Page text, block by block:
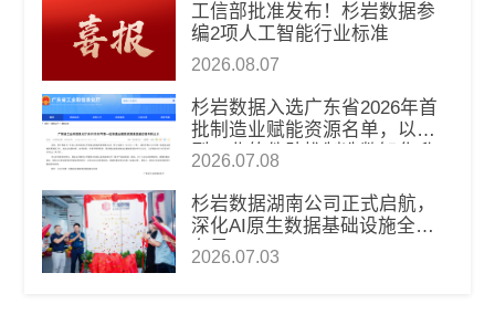
工信部批准发布！杉岩数据参
编2项人工智能行业标准
2026.08.07
杉岩数据入选广东省2026年首
批制造业赋能资源名单，以新
型工业软件助推制造数智化升
2026.07.08
杉岩数据湖南公司正式启航，
深化AI原生数据基础设施全国
布局
2026.07.03